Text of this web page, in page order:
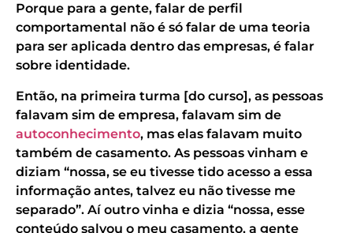
Porque para a gente, falar de perfil
comportamental não é só falar de uma teoria
para ser aplicada dentro das empresas, é falar
sobre identidade.
Então, na primeira turma [do curso], as pessoas
falavam sim de empresa, falavam sim de
autoconhecimento, mas elas falavam muito
também de casamento. As pessoas vinham e
diziam “nossa, se eu tivesse tido acesso a essa
informação antes, talvez eu não tivesse me
separado”. Aí outro vinha e dizia “nossa, esse
conteúdo salvou o meu casamento, a gente